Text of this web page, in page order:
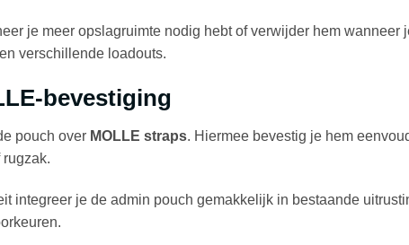
je meer opslagruimte nodig hebt of verwijder hem
verschillende loadouts.
bevestiging
pouch over MOLLE straps. Hiermee bevestig je hem
rugzak.
integreer je de admin pouch gemakkelijk in bestaande